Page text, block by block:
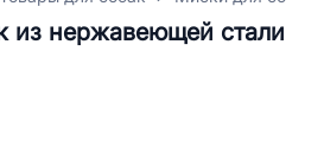
из нержавеющей стали